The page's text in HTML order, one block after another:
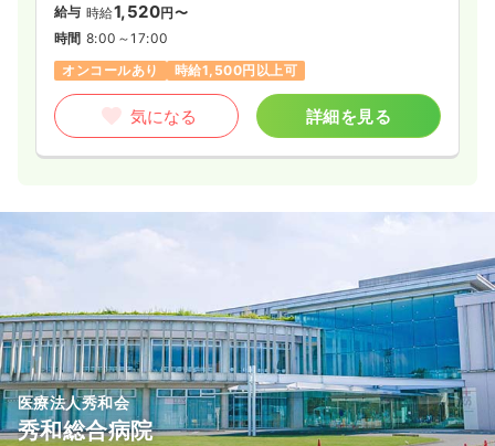
給与 時給1,520円〜
時間 8:00～17:00
オンコールあり
時給1,500円以上可
気になる 詳細を見る
医療法人秀和会
秀和総合病院